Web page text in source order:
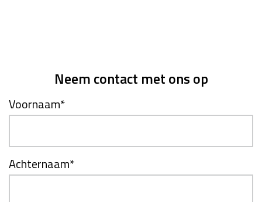
Neem contact met ons op
Voornaam*
Achternaam*